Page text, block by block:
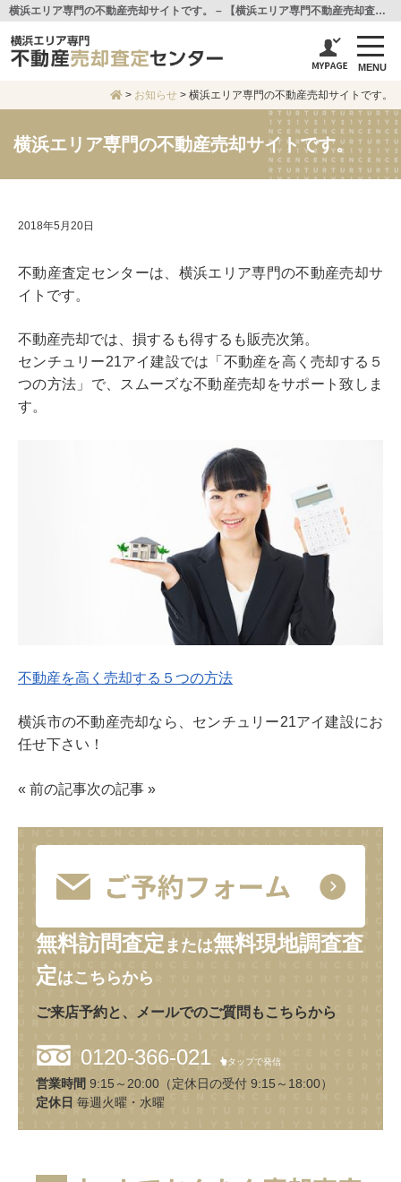
横浜エリア専門の不動産売却サイトです。 – 【横浜エリア専門不動産売却査定センター】センチュリー21アイ建設
MENU
> お知らせ > 横浜エリア専門の不動産売却サイトです。
横浜エリア専門の不動産売却サイトです。
2018年5月20日
不動産査定センターは、横浜エリア専門の不動産売却サ
イトです。
不動産売却では、損するも得するも販売次第。
センチュリー21アイ建設では「不動産を高く売却する５
つの方法」で、スムーズな不動産売却をサポート致しま
す。
不動産を高く売却する５つの方法
横浜市の不動産売却なら、センチュリー21アイ建設にお
任せ下さい！
« 前の記事次の記事 »
無料訪問査定 または無料現地調査査
定はこちらから
ご来店予約と、メールでのご質問もこちらから
0120-366-021 タップで発信
営業時間 9:15～20:00（定休日の受付 9:15～18:00）
定休日 毎週火曜・水曜